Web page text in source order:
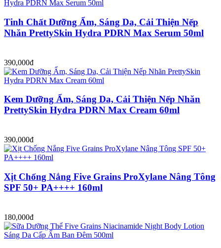
Tinh Chất Dưỡng Ẩm, Sáng Da, Cải Thiện Nếp
Nhăn PrettySkin Hydra PDRN Max Serum 50ml
390,000đ
Kem Dưỡng Ẩm, Sáng Da, Cải Thiện Nếp Nhăn
PrettySkin Hydra PDRN Max Cream 60ml
390,000đ
Xịt Chống Nắng Five Grains ProXylane Nâng Tông
SPF 50+ PA++++ 160ml
180,000đ